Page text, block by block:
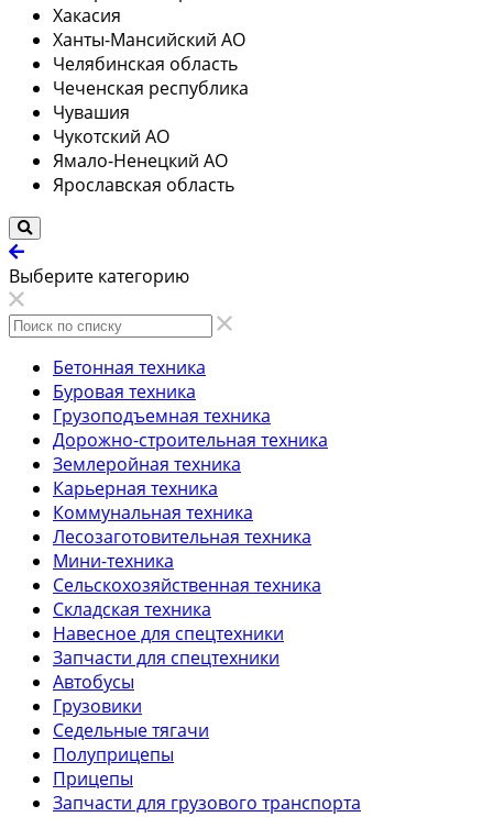
Хакасия
Ханты-Мансийский АО
Челябинская область
Чеченская республика
Чувашия
Чукотский АО
Ямало-Ненецкий АО
Ярославская область
Выберите категорию
Бетонная техника
Буровая техника
Грузоподъемная техника
Дорожно-строительная техника
Землеройная техника
Карьерная техника
Коммунальная техника
Лесозаготовительная техника
Мини-техника
Сельскохозяйственная техника
Складская техника
Навесное для спецтехники
Запчасти для спецтехники
Автобусы
Грузовики
Седельные тягачи
Полуприцепы
Прицепы
Запчасти для грузового транспорта